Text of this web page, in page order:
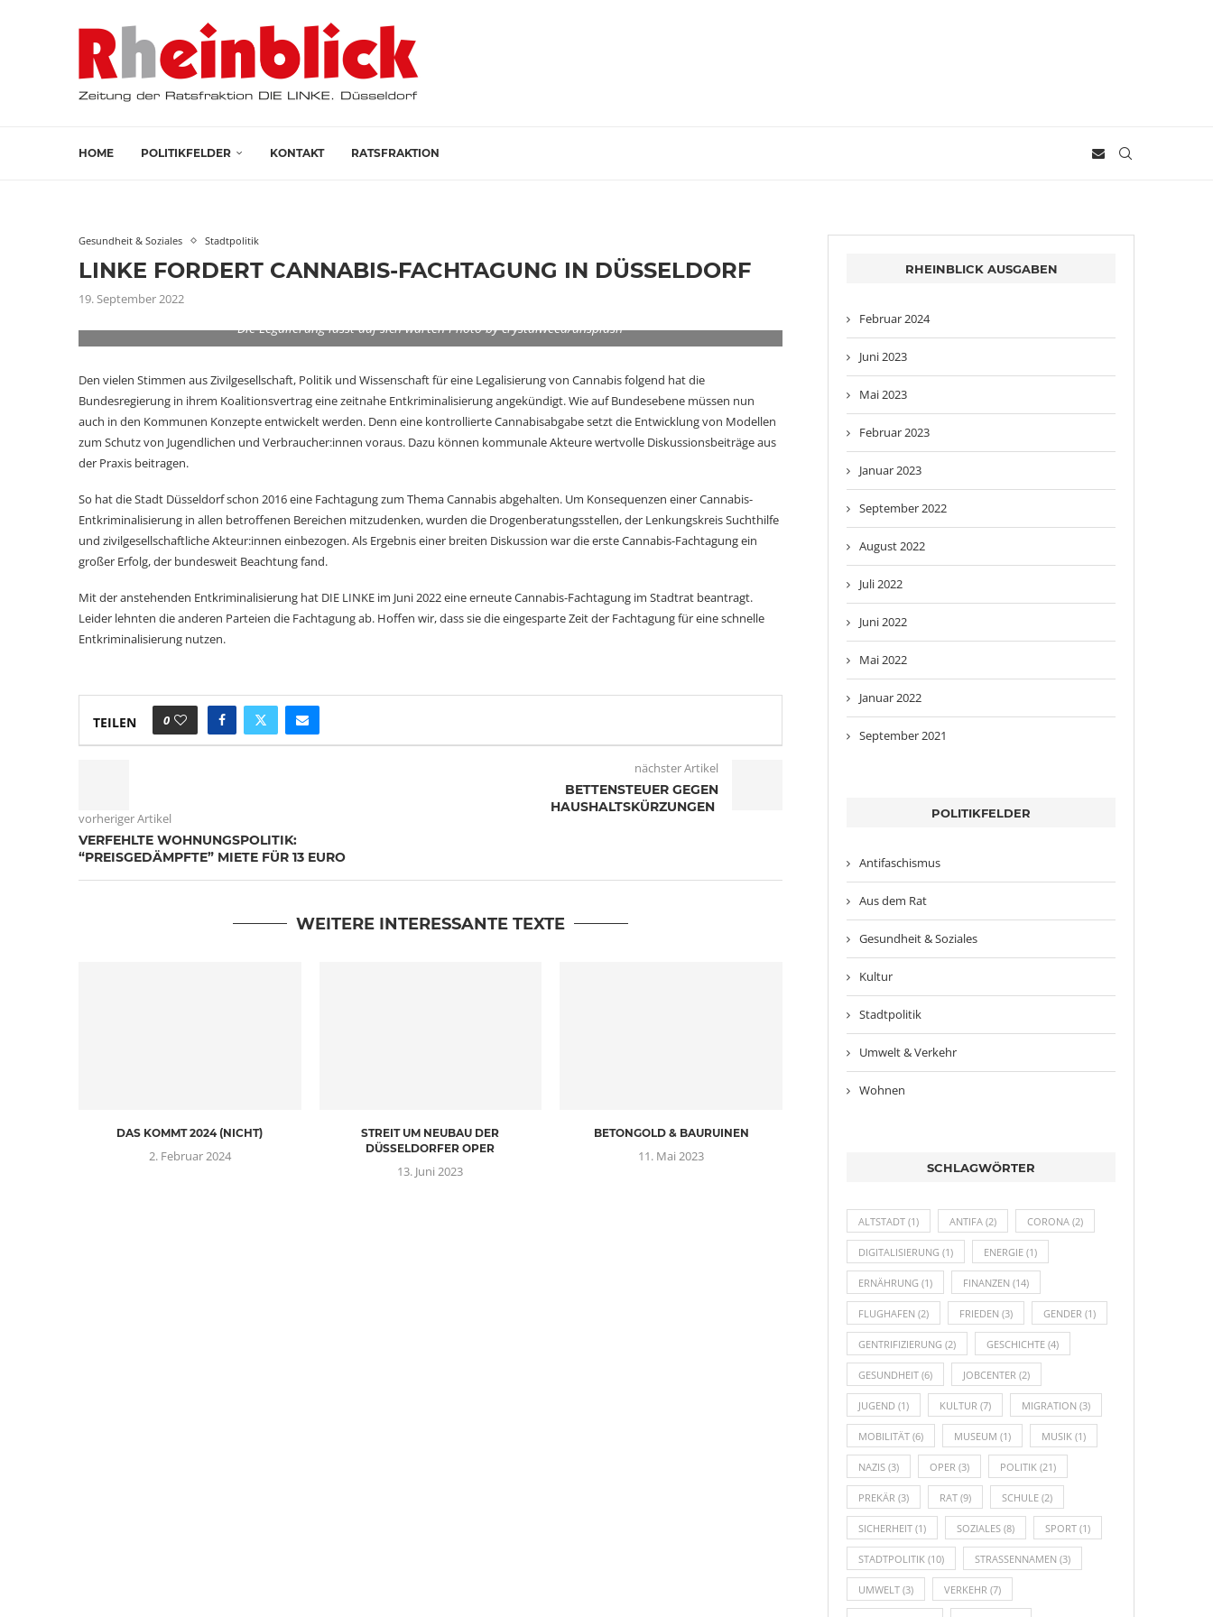
HOME POLITIKFELDER KONTAKT RATSFRAKTION
Gesundheit & Soziales Stadtpolitik
LINKE FORDERT CANNABIS-FACHTAGUNG IN DÜSSELDORF
19. September 2022
Die Legalierung lässt auf sich warten Photo by crystalweed/unsplash
Den vielen Stimmen aus Zivilgesellschaft, Politik und Wissenschaft für eine Legalisierung von Cannabis folgend hat die
Bundesregierung in ihrem Koalitionsvertrag eine zeitnahe Entkriminalisierung angekündigt. Wie auf Bundesebene müssen nun
auch in den Kommunen Konzepte entwickelt werden. Denn eine kontrollierte Cannabisabgabe setzt die Entwicklung von Modellen
zum Schutz von Jugendlichen und Verbraucher:innen voraus. Dazu können kommunale Akteure wertvolle Diskussionsbeiträge aus
der Praxis beitragen.
So hat die Stadt Düsseldorf schon 2016 eine Fachtagung zum Thema Cannabis abgehalten. Um Konsequenzen einer Cannabis-
Entkriminalisierung in allen betroffenen Bereichen mitzudenken, wurden die Drogenberatungsstellen, der Lenkungskreis Suchthilfe
und zivilgesellschaftliche Akteur:innen einbezogen. Als Ergebnis einer breiten Diskussion war die erste Cannabis-Fachtagung ein
großer Erfolg, der bundesweit Beachtung fand.
Mit der anstehenden Entkriminalisierung hat DIE LINKE im Juni 2022 eine erneute Cannabis-Fachtagung im Stadtrat beantragt.
Leider lehnten die anderen Parteien die Fachtagung ab. Hoffen wir, dass sie die eingesparte Zeit der Fachtagung für eine schnelle
Entkriminalisierung nutzen.
TEILEN 0
vorheriger Artikel
VERFEHLTE WOHNUNGSPOLITIK:
“PREISGEDÄMPFTE” MIETE FÜR 13 EURO
nächster Artikel
BETTENSTEUER GEGEN
HAUSHALTSKÜRZUNGEN
WEITERE INTERESSANTE TEXTE
DAS KOMMT 2024 (NICHT)
2. Februar 2024
STREIT UM NEUBAU DER
DÜSSELDORFER OPER
13. Juni 2023
BETONGOLD & BAURUINEN
11. Mai 2023
RHEINBLICK AUSGABEN
Februar 2024
Juni 2023
Mai 2023
Februar 2023
Januar 2023
September 2022
August 2022
Juli 2022
Juni 2022
Mai 2022
Januar 2022
September 2021
POLITIKFELDER
Antifaschismus
Aus dem Rat
Gesundheit & Soziales
Kultur
Stadtpolitik
Umwelt & Verkehr
Wohnen
SCHLAGWÖRTER
ALTSTADT (1) ANTIFA (2) CORONA (2)
DIGITALISIERUNG (1) ENERGIE (1)
ERNÄHRUNG (1) FINANZEN (14)
FLUGHAFEN (2) FRIEDEN (3) GENDER (1)
GENTRIFIZIERUNG (2) GESCHICHTE (4)
GESUNDHEIT (6) JOBCENTER (2)
JUGEND (1) KULTUR (7) MIGRATION (3)
MOBILITÄT (6) MUSEUM (1) MUSIK (1)
NAZIS (3) OPER (3) POLITIK (21)
PREKÄR (3) RAT (9) SCHULE (2)
SICHERHEIT (1) SOZIALES (8) SPORT (1)
STADTPOLITIK (10) STRASSENNAMEN (3)
UMWELT (3) VERKEHR (7)